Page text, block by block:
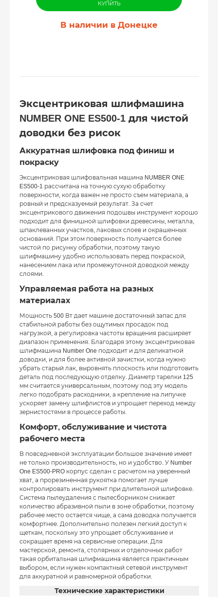
КУПИТЬ
В наличии в Донецке
Эксцентриковая шлифмашина
NUMBER ONE ES500-1 для чистой
доводки без рисок
Аккуратная шлифовка под финиш и
покраску
Эксцентриковая шлифовальная машина NUMBER ONE
ES500-1 рассчитана на точную сухую обработку
поверхности, когда важен не просто съем материала, а
ровный и предсказуемый результат. За счет
эксцентрикового движения подошвы инструмент хорошо
подходит для финишной шлифовки древесины, металла,
шпаклеванных участков, лаковых слоев и окрашенных
оснований. При этом поверхность получается более
чистой по рисунку обработки, поэтому такую
шлифмашину удобно использовать перед покраской,
нанесением лака или промежуточной доводкой между
слоями.
Управляемая работа на разных
материалах
Мощность 500 Вт дает машине достаточный запас для
стабильной работы без ощутимых просадок под
нагрузкой, а регулировка частоты вращения расширяет
диапазон применения. Благодаря этому эксцентриковая
шлифмашина Number One подходит и для деликатной
доводки, и для более активной зачистки, когда нужно
убрать старый лак, выровнять плоскость или подготовить
деталь под последующую отделку. Диаметр тарелки 125
мм считается универсальным, поэтому под эту модель
легко подобрать расходники, а крепление на липучке
ускоряет замену шлифлистов и упрощает переход между
зернистостями в процессе работы.
Комфорт, обслуживание и чистота
рабочего места
В повседневной эксплуатации большое значение имеет
не только производительность, но и удобство. У Number
One ES500-PRO корпус сделан с расчетом на уверенный
хват, а прорезиненная рукоятка помогает лучше
контролировать инструмент при длительной шлифовке.
Система пылеудаления с пылесборником снижает
количество абразивной пыли в зоне обработки, поэтому
рабочее место остается чище, а сама доводка получается
комфортнее. Дополнительно полезен легкий доступ к
щеткам, поскольку это упрощает обслуживание и
сокращает время на сервисные операции. Для
мастерской, ремонта, столярных и отделочных работ
такая орбитальная шлифмашина является практичным
выбором, если нужен компактный сетевой инструмент
для аккуратной и равномерной обработки.
Технические характеристики